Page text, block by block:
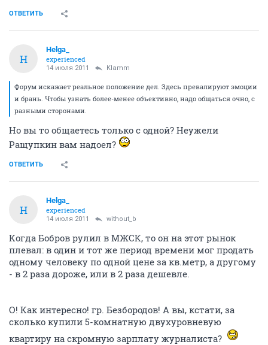
ОТВЕТИТЬ
H
Helga_
experienced
14 июля 2011 Klamm
Форум искажает реальное положение дел. Здесь превалируют эмоции
и брань. Чтобы узнать более-менее объективно, надо общаться очно, с
разными сторонами.
Но вы то общаетесь только с одной? Неужели
Ращупкин вам надоел?
ОТВЕТИТЬ
H
Helga_
experienced
14 июля 2011 without_b
Когда Бобров рулил в МЖСК, то он на этот рынок
плевал: в один и тот же период времени мог продать
одному человеку по одной цене за кв.метр, а другому
- в 2 раза дороже, или в 2 раза дешевле.
О! Как интересно! гр. Безбородов! А вы, кстати, за
сколько купили 5-комнатную двухуровневую
квартиру на скромную зарплату журналиста?